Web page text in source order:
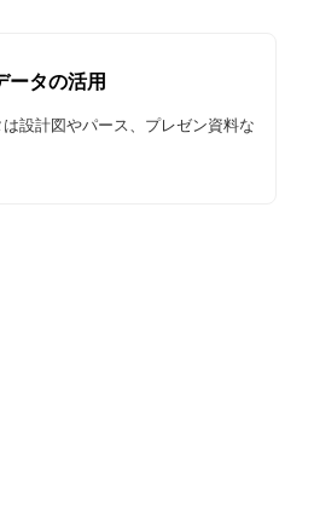
ータの活用
設計図やパース、プレゼン資料な